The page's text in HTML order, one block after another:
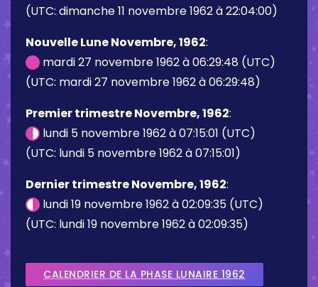
(UTC: dimanche 11 novembre 1962 à 22:04:00)
Nouvelle Lune Novembre, 1962:
mardi 27 novembre 1962 à 06:29:48 (UTC)
(UTC: mardi 27 novembre 1962 à 06:29:48)
Premier trimestre Novembre, 1962:
lundi 5 novembre 1962 à 07:15:01 (UTC)
(UTC: lundi 5 novembre 1962 à 07:15:01)
Dernier trimestre Novembre, 1962:
lundi 19 novembre 1962 à 02:09:35 (UTC)
(UTC: lundi 19 novembre 1962 à 02:09:35)
CALENDRIER DE LA PHASE LUNAIRE 1962